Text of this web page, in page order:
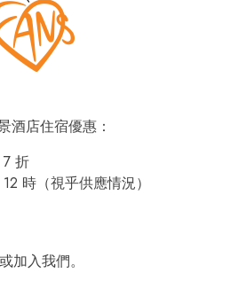
酒店住宿優惠：
折
時（視乎供應情況）
加入我們。